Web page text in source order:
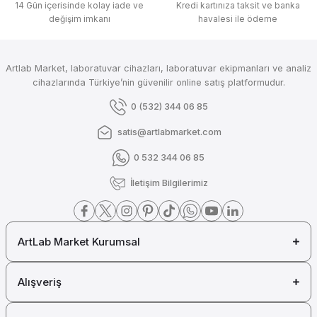
DLab Elektronik Dijital Ekranlı Otomatik Pipet ( 0.5-10 µl ) 7016301001
DLab Elektronik Dijital Ekranlı Otomatik Pipet ( 30-300 µl ) 7016301003
₺ 11.422
DLAB
DLab Elektronik Dijital Ekranlı Otomatik Pipet ( 100-1000 µl )7016301004
14 Gün içerisinde kolay iade ve
değişim imkanı
Kredi kartınıza taksit ve banka
havalesi ile ödeme
Artlab Market, laboratuvar cihazları, laboratuvar ekipmanları ve analiz
cihazlarında Türkiye’nin güvenilir online satış platformudur.
0 (532) 344 06 85
satis@artlabmarket.com
0 532 344 06 85
İletişim Bilgilerimiz
ArtLab Market Kurumsal
Alışveriş